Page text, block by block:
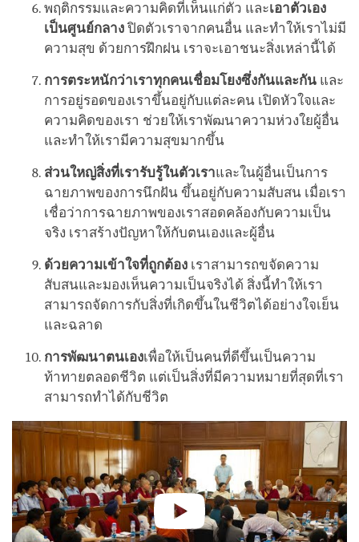
พฤติกรรมและความคิดที่เห็นแก่ตัว และเอาตัวเอง
เป็นศูนย์กลาง ปิดตัวเราจากคนอื่น และทำให้เราไม่มี
ความสุข ด้วยการฝึกฝน เราจะเอาชนะสิ่งเหล่านี้ได้
การตระหนักว่าเราทุกคนเชื่อมโยงซึ่งกันและกัน และ
การอยู่รอดของเราขึ้นอยู่กับแต่ละคน เปิดหัวใจและ
ความคิดของเรา ช่วยให้เราพัฒนาความห่วงใยผู้อื่น
และทำให้เรามีความสุขมากขึ้น
ส่วนใหญ่สิ่งที่เรารับรู้ในตัวเราและในผู้อื่นเป็นการ
ฉายภาพของการนึกฝัน ขึ้นอยู่กับความสับสน เมื่อเรา
เชื่อว่าการฉายภาพของเราสอดคล้องกับความเป็น
จริง เราสร้างปัญหาให้กับตนเองและผู้อื่น
ด้วยความเข้าใจที่ถูกต้อง เราสามารถขจัดความ
สับสนและมองเห็นความเป็นจริงได้ สิ่งนี้ทำให้เรา
สามารถจัดการกับสิ่งที่เกิดขึ้นในชีวิตได้อย่างใจเย็น
และฉลาด
การพัฒนาตนเองเพื่อให้เป็นคนที่ดีขึ้นเป็นความ
ท้าทายตลอดชีวิต แต่เป็นสิ่งที่มีความหมายที่สุดที่เรา
สามารถทำได้กับชีวิต